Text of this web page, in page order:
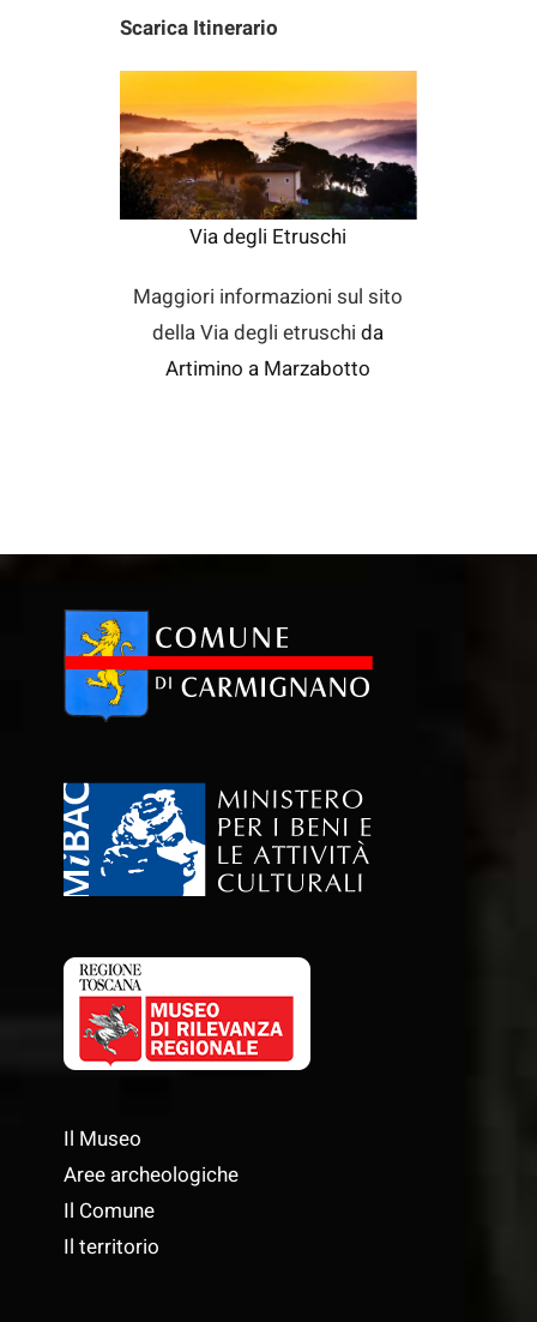
Scarica Itinerario
Via degli Etruschi
Maggiori informazioni sul sito
della Via degli etruschi da
Artimino a Marzabotto
Il Museo
Aree archeologiche
Il Comune
Il territorio